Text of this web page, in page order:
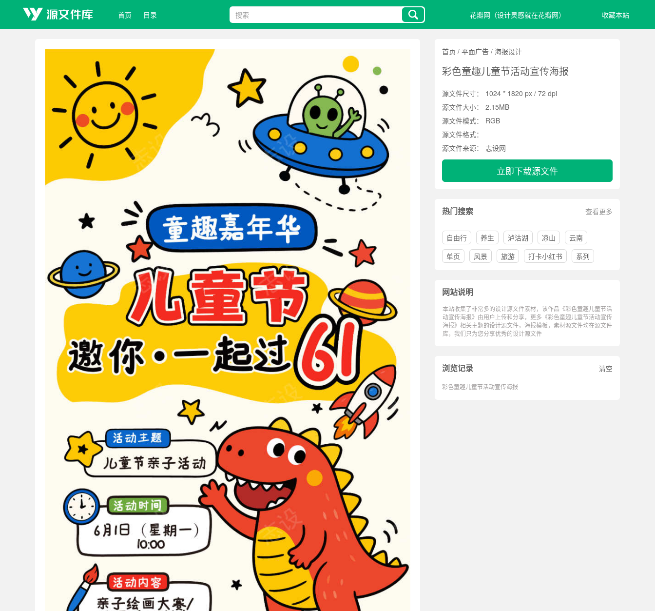
首页 目录 花瓣网（设计灵感就在花瓣网） 收藏本站
首页 / 平面广告 / 海报设计
彩色童趣儿童节活动宣传海报
源文件尺寸：
1024 * 1820 px / 72 dpi
源文件大小：
2.15MB
源文件模式：
RGB
源文件格式：
源文件来源：
志设网
立即下载源文件
热门搜索 查看更多
自由行 养生 泸沽湖 凉山
云南
单页
风景 旅游 打卡小红书 系列
网站说明
本站收集了非常多的设计源文件素材，该作品《彩色童趣儿童节活
动宣传海报》由用户上传和分享，更多《彩色童趣儿童节活动宣传
海报》相关主题的设计源文件，海报模板，素材源文件均在源文件
库，我们只为您分享优秀的设计源文件
浏览记录 清空
彩色童趣儿童节活动宣传海报